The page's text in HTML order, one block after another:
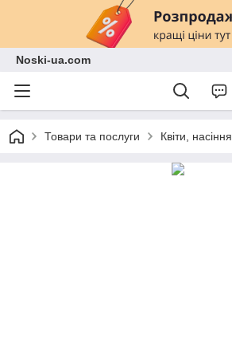
Noski-ua.com
Товари та послуги Квіти, насіння